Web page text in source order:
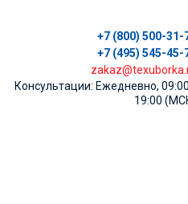
+7 (800) 500-31-
+7 (495) 545-45-
Консультации: Ежедневно,
19:00